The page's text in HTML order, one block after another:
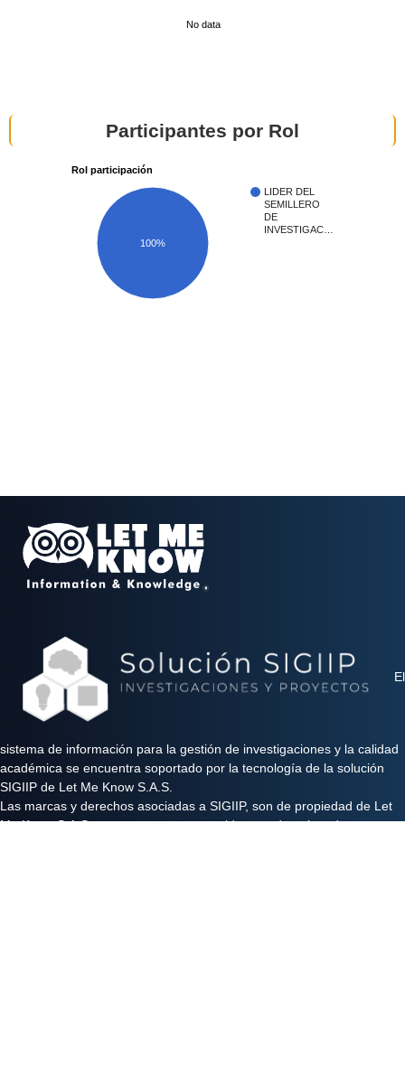
No data
Participantes por Rol
Rol participación
LIDER DEL
SEMILLERO
DE
INVESTIGAC…
100%
El
sistema de información para la gestión de investigaciones y la calidad
académica se encuentra soportado por la tecnología de la solución
SIGIIP de Let Me Know S.A.S.
Las marcas y derechos asociadas a SIGIIP, son de propiedad de Let
Me Know S.A.S y se encuentran protegidos por derechos de autor e